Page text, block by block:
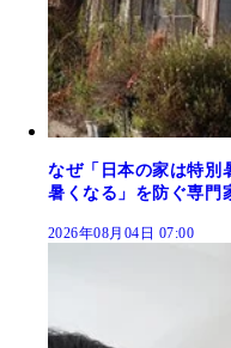
なぜ「日本の家は特
暑くなる」を防ぐ専門
2026年08月04日 07:00